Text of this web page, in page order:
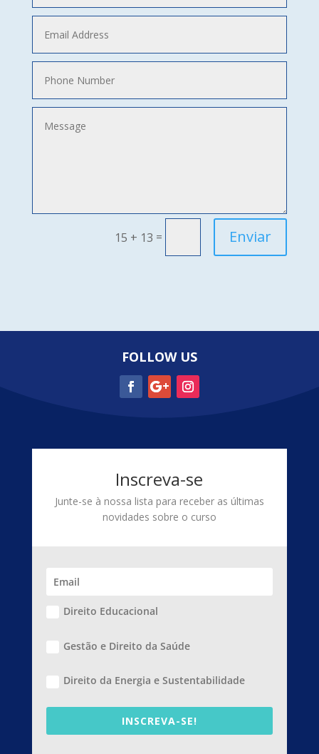
15 + 13 = Enviar
FOLLOW US
Inscreva-se
Junte-se à nossa lista para receber as últimas
novidades sobre o curso
Direito Educacional
Gestão e Direito da Saúde
Direito da Energia e Sustentabilidade
INSCREVA-SE!